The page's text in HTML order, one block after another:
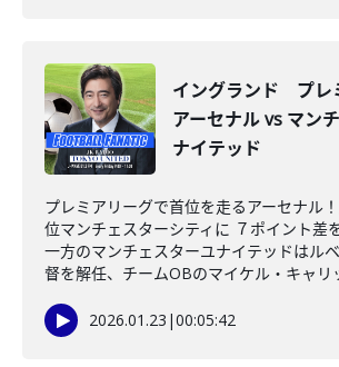
イングランド プレ
アーセナル vs マン
ナイテッド
プレミアリーグで首位を走るアーセナル
位マンチェスターシティに ７ポイント差
一方のマンチェスターユナイテッドはル
督を解任、チームOBのマイケル・キャリ
2026.01.23 |00:05:42